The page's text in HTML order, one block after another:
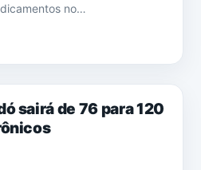
no…
sairá de 76 para 120